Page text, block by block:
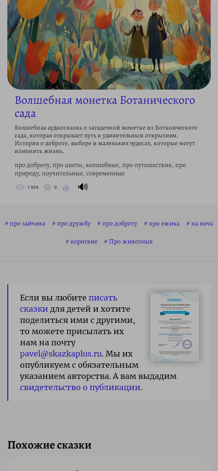
Волшебная монетка Ботанического
сада
Волшебная аудиосказка о загадочной монетке из Ботанического
сада, которая открывает путь к удивительным открытиям.
История о доброте, выборе и маленьких чудесах, которые могут
изменить жизнь.
про доброту, про цветы, волшебные, про путешествия, про
природу, поучительные, современные
1 204 0 🔊
про зайчика про дружбу про доброту про ежика
на ночь
короткие
Про животных
Если вы любите писать
сказки для детей и хотите
поделиться ими с другими,
то можете присылать их
нам на почту
pavel@skazkaplus.ru. Мы их
опубликуем с обязательным
указанием авторства. А вам выдадим
свидетельство о публикации.
Похожие сказки